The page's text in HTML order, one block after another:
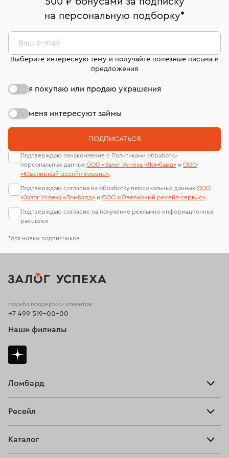
комиссионных украшений и часов смотрите на
странице«Возврат украшений»
филиала - 1 день, не считая день бронирования.
На особо ценные изделия получены
сертификаты МГУ и других геммологических
лабораторий
на персональную подборку*
*для новых подписчиков
Ваш e-mail
Выберите интересную тему и получайте полезные письма и
предложения
я покупаю или продаю украшения
меня интересуют займы
ПОДПИСАТЬСЯ
Подтверждаю ознакомление с Политиками обработки
персональных данных ООО «Залог Успеха «Ломбард» и ООО
«Ювелирный ресейл-сервиc».
Подтверждаю согласия на обработку персональных данных ООО
«Залог Успеха «Ломбард» и ООО «Ювелирный ресейл-сервиc».
Подтверждаю согласие на получение рекламно-информационных
рассылок
Ломбард
Тарифы
Ресейл
Каталог
служба поддержки клиентов:
+7 499 519-00-00
Наши филиалы